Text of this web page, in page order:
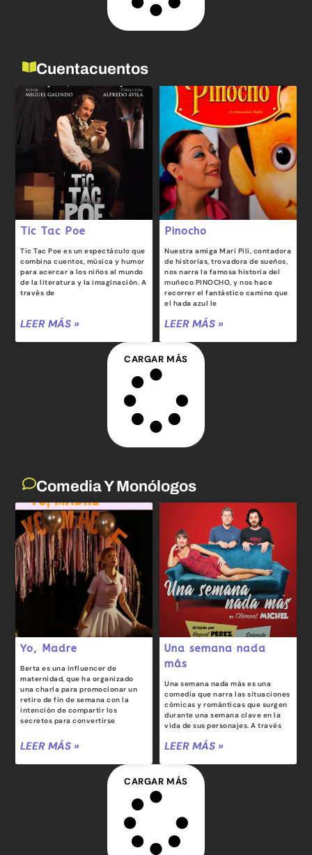
Cuentacuentos
Tic Tac Poe
Tic Tac Poe es un espectáculo que
combina cuentos, música y humor
para acercar a los niños al mundo
de la literatura y la imaginación. A
través de
LEER MÁS »
Pinocho
Nuestra amiga Mari Pili, contadora
de historias, trovadora de sueños,
nos narra la famosa historia del
muñeco PINOCHO, y nos hace
recorrer el fantástico camino que
el hada azul le
LEER MÁS »
CARGAR MÁS
Comedia Y Monólogos
Yo, Madre
Berta es una influencer de
maternidad, que ha organizado
una charla para promocionar un
retiro de fin de semana con la
intención de compartir los
secretos para convertirse
LEER MÁS »
Una semana nada
más
Una semana nada más es una
comedia que narra las situaciones
cómicas y románticas que surgen
durante una semana clave en la
vida de sus personajes. A través
LEER MÁS »
CARGAR MÁS